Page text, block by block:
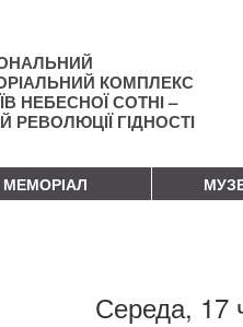
КОМПЛЕКС
НЕБЕСНОЇ СОТНІ –
РЕВОЛЮЦІЇ ГІДНОСТІ
МЕМОРІАЛ
Середа, 17